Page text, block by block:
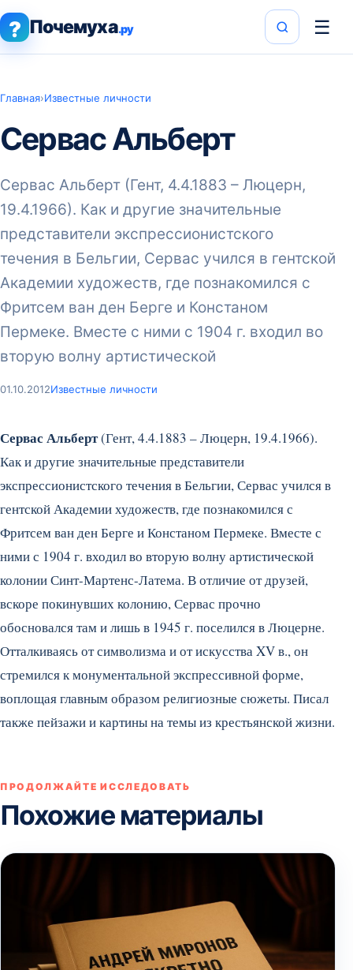
? Почемуха.ру ☰
Главная›Известные личности
Сервас Альберт
Сервас Альберт (Гент, 4.4.1883 – Люцерн,
19.4.1966). Как и другие значительные
представители экспрессионистского
течения в Бельгии, Сервас учился в гентской
Академии художеств, где познакомился с
Фритсем ван ден Берге и Констаном
Пермеке. Вместе с ними с 1904 г. входил во
вторую волну артистической
01.10.2012Известные личности
Сервас Альберт(Гент, 4.4.1883 – Люцерн, 19.4.1966).
Как и другие значительные представители
экспрессионистского течения в Бельгии, Сервас учился в
гентской Академии художеств, где познакомился с
Фритсем ван ден Берге и Констаном Пермеке. Вместе с
ними с 1904 г. входил во вторую волну артистической
колонии Синт-Мартенс-Латема. В отличие от друзей,
вскоре покинувших колонию, Сервас прочно
обосновался там и лишь в 1945 г. поселился в Люцерне.
Отталкиваясь от символизма и от искусства XV в., он
стремился к монументальной экспрессивной форме,
воплощая главным образом религиозные сюжеты. Писал
также пейзажи и картины на темы из крестьянской жизни.
ПРОДОЛЖАЙТЕ ИССЛЕДОВАТЬ
Похожие материалы